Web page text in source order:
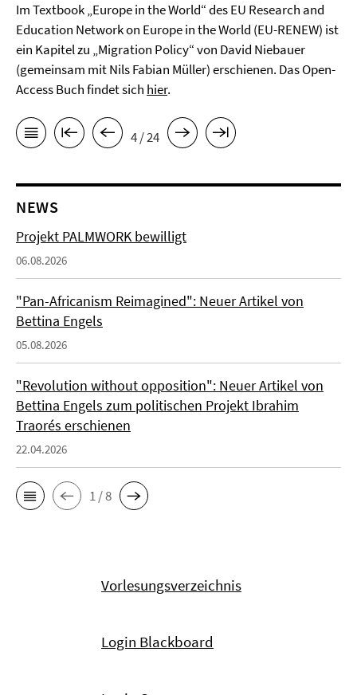
Im Textbook „Europe in the World“ des EU Research and
Education Network on Europe in the World (EU-RENEW) ist
ein Kapitel zu „Migration Policy“ von David Niebauer
(gemeinsam mit Nils Fabian Müller) erschienen. Das Open-
Access Buch findet sich hier.
4 / 24
NEWS
Projekt PALMWORK bewilligt
06.08.2026
"Pan-Africanism Reimagined": Neuer Artikel von
Bettina Engels
05.08.2026
"Revolution without opposition": Neuer Artikel von
Bettina Engels zum politischen Projekt Ibrahim
Traorés erschienen
22.04.2026
1 / 8
Vorlesungsverzeichnis
Login Blackboard